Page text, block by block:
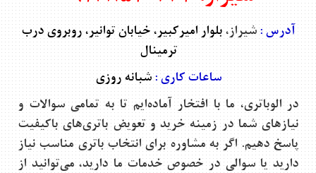
آدرس : شیراز،بلوار امیرکبیر، خیابان توانیر، روبروی درب
ترمینال
ساعات کاری : شبانه روزی
در الوباتری، ما با افتخار آماده‌ایم تا به تمامی سوالات و
نیازهای شما در زمینه خرید و تعویض باتری‌های باکیفیت
پاسخ دهیم. اگر به مشاوره برای انتخاب باتری مناسب نیاز
دارید یا سوالی در خصوص خدمات ما دارید، می‌توانید از